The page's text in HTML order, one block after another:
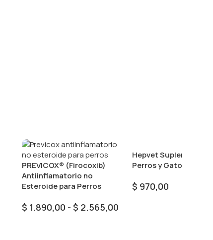
PREVICOX® (Firocoxib)
Antiinflamatorio no
Esteroide para Perros
$ 1.890,00 - $ 2.565,00
Hepvet Suplemento
Perros y Gatos
$ 970,00